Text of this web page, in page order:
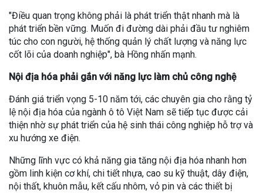
"Điều quan trọng không phải là phát triển thật nhanh mà là
phát triển bền vững. Muốn đi đường dài phải đầu tư nghiêm
túc cho con người, hệ thống quản lý chất lượng và năng lực
cốt lõi của doanh nghiệp", bà Hồng nhấn mạnh.
Nội địa hóa phải gắn với năng lực làm chủ công nghệ
Đánh giá triển vọng 5-10 năm tới, các chuyên gia cho rằng tỷ
lệ nội địa hóa của ngành ô tô Việt Nam sẽ tiếp tục được cải
thiện nhờ sự phát triển của hệ sinh thái công nghiệp hỗ trợ và
xu hướng xe điện.
Những lĩnh vực có khả năng gia tăng nội địa hóa nhanh hơn
gồm linh kiện cơ khí, chi tiết nhựa, cao su kỹ thuật, dây điện,
nội thất, khuôn mẫu, kết cấu nhôm, vỏ pin và các thiết bị